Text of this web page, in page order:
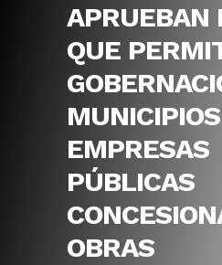
APRUEBAN
QUE
EMPRESAS
PÚBLICAS
OBRAS